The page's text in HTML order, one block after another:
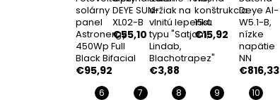
solárny
panel
Astronergy
450Wp Full
Black Bifacial
€95,92
DEYE SUN-
XL02-B
€55,10
držiak na
vlnitú lepenku
typu "Satjam,
Lindab,
Blachotrapez"
€3,88
konštrukcia
15st.
€15,92
Deye AI-
W5.1-B,
nízke
napätie
NN
€816,33